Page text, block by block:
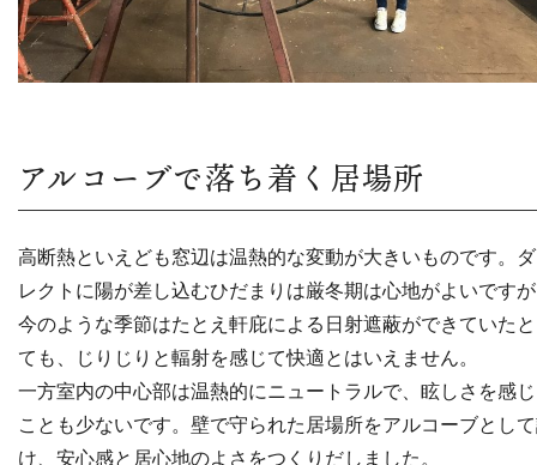
アルコーブで落ち着く居場所
高断熱といえども窓辺は温熱的な変動が大きいものです。
レクトに陽が差し込むひだまりは厳冬期は心地がよいです
今のような季節はたとえ軒庇による日射遮蔽ができていた
ても、じりじりと輻射を感じて快適とはいえません。
一方室内の中心部は温熱的にニュートラルで、眩しさを感
ことも少ないです。壁で守られた居場所をアルコーブとし
け、安心感と居心地のよさをつくりだしました。